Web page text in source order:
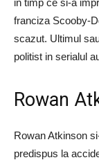
in timp ce si-a
franciza Scooby-
scazut. Ultimul
politist in serialul
Rowan
Rowan Atkinson
predispus la